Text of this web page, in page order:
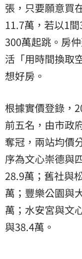
張，只要願意買
11.7萬，若以1
300萬起跳。房
活「用時間換取
想好房。
根據實價登錄，
前五名，由市政
奪冠，兩站均價
序為文心崇德與
28.9萬；舊社與
萬；豐樂公園與
萬；水安宮與文
與38.4萬。